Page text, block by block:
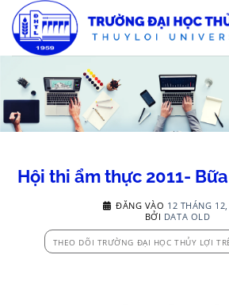
qua
nội
Hội thi ẩm thực 2011-
ĐĂNG VÀO 12 THÁNG
BỞI DATA OLD
THEO DÕI TRƯỜNG ĐẠI HỌC THỦY LỢI